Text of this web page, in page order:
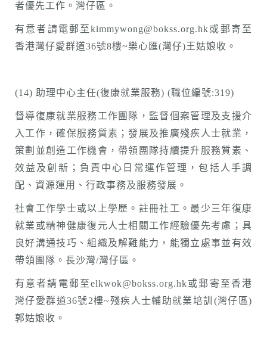
者優先工作。灣仔區。
有意者請電郵至kimmywong@bokss.org.hk或郵寄至
香港灣仔愛群道36號8樓~樂心匯(灣仔)王姑娘收。
(14) 助理中心主任(復康就業服務) (職位編號:319)
督導復康就業服務工作團隊，監督個案管理及支援介
入工作，確保服務質素；發展及推廣殘疾人士就業，
策劃並創造工作機會，帶領團隊持續提升服務質素、
效益及創新；負責中心日常運作管理，包括人手調
配、資源運用、行政事務及服務發展。
社會工作學士或以上學歷。註冊社工。最少三年復康
就業或精神健康復元人士相關工作經驗優先考慮；具
良好溝通技巧、組織及解難能力，能獨立處事並有效
帶領團隊。長沙灣/灣仔區。
有意者請電郵至elkwok@bokss.org.hk或郵寄至香港
灣仔愛群道36號2樓~殘疾人士輔助就業培訓(灣仔區)
郭姑娘收。